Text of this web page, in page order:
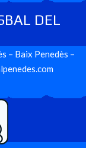
DEL
– Baix Penedès –